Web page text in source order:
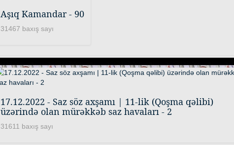
Aşıq Kamandar - 90
31467 baxış sayı
17.12.2022 - Saz söz axşamı | 11-lik (Qoşma qəlibi)
üzərində olan mürəkkəb saz havaları - 2
31611 baxış sayı